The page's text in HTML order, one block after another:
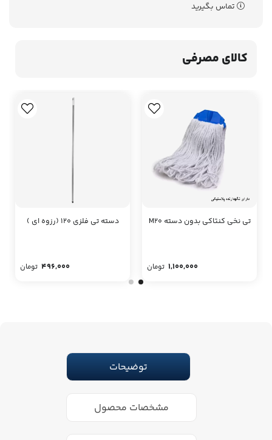
تماس بگیرید
کالای مصرفی
تی نخی کنتاکی بدون دسته M20
1,100,000 تومان
دسته تی فلزی 120 (رزوه ای )
496,000 تومان
توضیحات
مشخصات محصول